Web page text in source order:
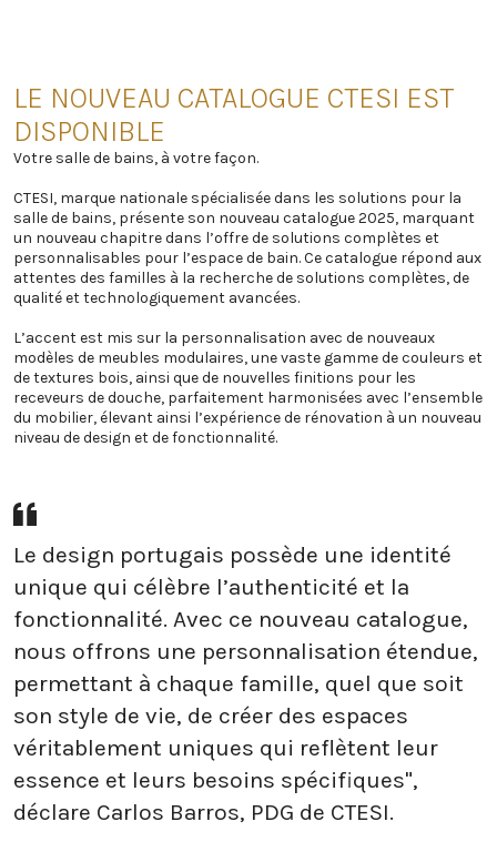
LE NOUVEAU CATALOGUE CTESI EST
DISPONIBLE
Votre salle de bains, à votre façon.
CTESI, marque nationale spécialisée dans les solutions pour la
salle de bains, présente son nouveau catalogue 2025, marquant
un nouveau chapitre dans l’offre de solutions complètes et
personnalisables pour l’espace de bain. Ce catalogue répond aux
attentes des familles à la recherche de solutions complètes, de
qualité et technologiquement avancées.
L’accent est mis sur la personnalisation avec de nouveaux
modèles de meubles modulaires, une vaste gamme de couleurs et
de textures bois, ainsi que de nouvelles finitions pour les
receveurs de douche, parfaitement harmonisées avec l’ensemble
du mobilier, élevant ainsi l’expérience de rénovation à un nouveau
niveau de design et de fonctionnalité.
Le design portugais possède une identité
unique qui célèbre l’authenticité et la
fonctionnalité. Avec ce nouveau catalogue,
nous offrons une personnalisation étendue,
permettant à chaque famille, quel que soit
son style de vie, de créer des espaces
véritablement uniques qui reflètent leur
essence et leurs besoins spécifiques",
déclare Carlos Barros, PDG de CTESI.